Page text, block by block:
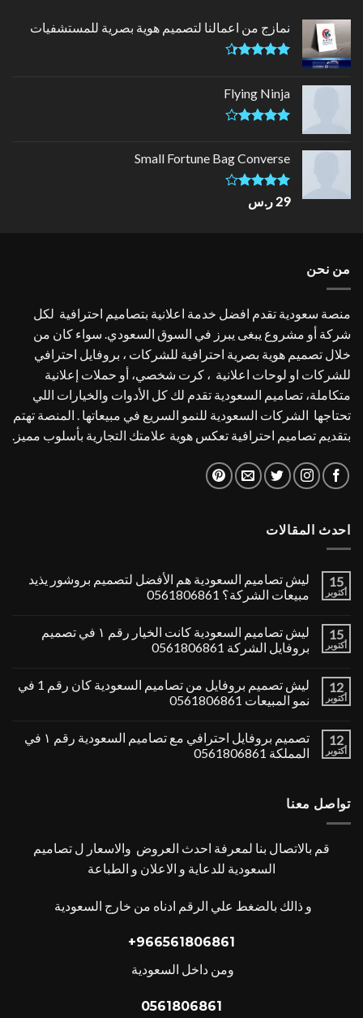
نمازج من اعمالنا لتصميم هوية بصرية للمستشفيات
5
Flying Ninja
5
Small Fortune Bag Converse
تم
التقييم
29 ر.س
من نحن
منصة سعودية تقدم افضل خدمة اعلانية بتصاميم احترافية لكل
شركة أو مشروع يبغى يبرز في السوق السعودي. سواء كان من
خلال تصميم هوية بصرية احترافية للشركات ، بروفايل احترافي
للشركات او لوحات اعلانية ، كرت شخصي، أو حملات إعلانية
متكاملة، تصاميم السعودية تقدم لك كل الأدوات والخيارات اللي
تحتاجها الشركات السعودية للنمو السريع في مبيعاتها . المنصة تهتم
بتقديم تصاميم احترافية تعكس هوية علامتك التجارية بأسلوب مميز.
احدث المقالات
15
أكتوبر
ليش تصاميم السعودية هم الأفضل لتصميم بروشور يذيد
مبيعات الشركة؟ 0561806861
15
أكتوبر
ليش تصاميم السعودية كانت الخيار رقم ١ في تصميم
بروفايل الشركة 0561806861
12
أكتوبر
ليش تصميم بروفايل من تصاميم السعودية كان رقم 1 في
نمو المبيعات 0561806861
12
أكتوبر
تصميم بروفايل احترافي مع تصاميم السعودية رقم ١ في
المملكة 0561806861
تواصل معنا
قم بالاتصال بنا لمعرفة احدث العروض والاسعار ل تصاميم
السعودية للدعاية و الاعلان و الطباعة
و ذالك بالضغط علي الرقم ادناه من خارج السعودية
966561806861+
ومن داخل السعودية
0561806861